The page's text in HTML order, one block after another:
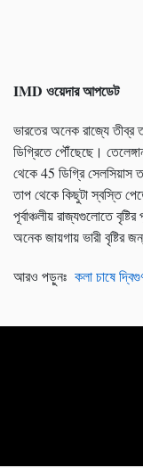
IMD ওয়েদার আপডেট
ভারতের অনেক রাজ্যে তীব্র
ডিগ্রিতে পৌঁছেছে।
থেকে 45 ডিগ্রি সেলসিয়াস
তাপ থেকে কিছুটা স্বস্তি
পূর্বাঞ্চলীয় রাজ্যগুলোতে
অনেক জায়গায় ভারী বৃষ্টির
আরও পড়ুনঃ কলা চাষে